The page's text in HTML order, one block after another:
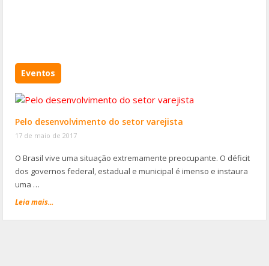
Eventos
Pelo desenvolvimento do setor varejista
17 de maio de 2017
O Brasil vive uma situação extremamente preocupante. O déficit
dos governos federal, estadual e municipal é imenso e instaura
uma …
Leia mais...